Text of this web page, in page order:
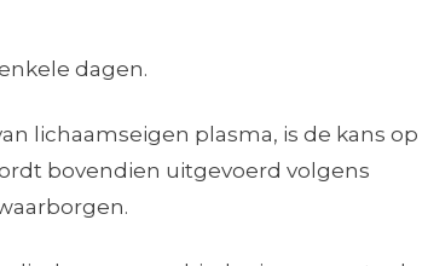
dagen.
lichaamseigen plasma, is de kans op
bovendien uitgevoerd volgens